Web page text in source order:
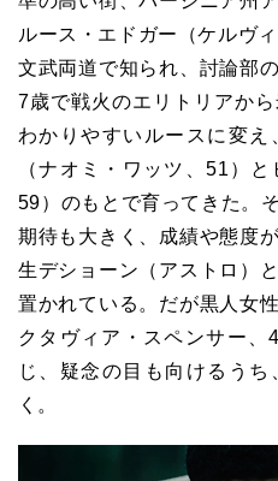
ルース・エドガー（ケルヴ
文武両道で知られ、討論部
7歳で戦火のエリトリアか
わかりやすいルースに変
（ナオミ・ワッツ、51）
59）のもとで育ってきた。
期待も大きく、成績や態度
生デショーン（アストロ）
置かれている。だが黒人女
クタヴィア・スペンサー
じ、疑念の目も向けるう
く。